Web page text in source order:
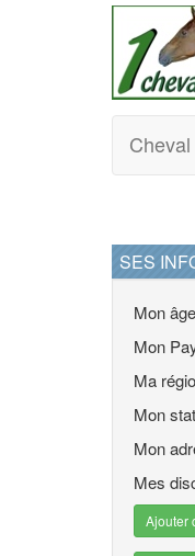
Cheval
SES
Mon
Mon
Ma
Mon
Mon
Mes
Ajouter